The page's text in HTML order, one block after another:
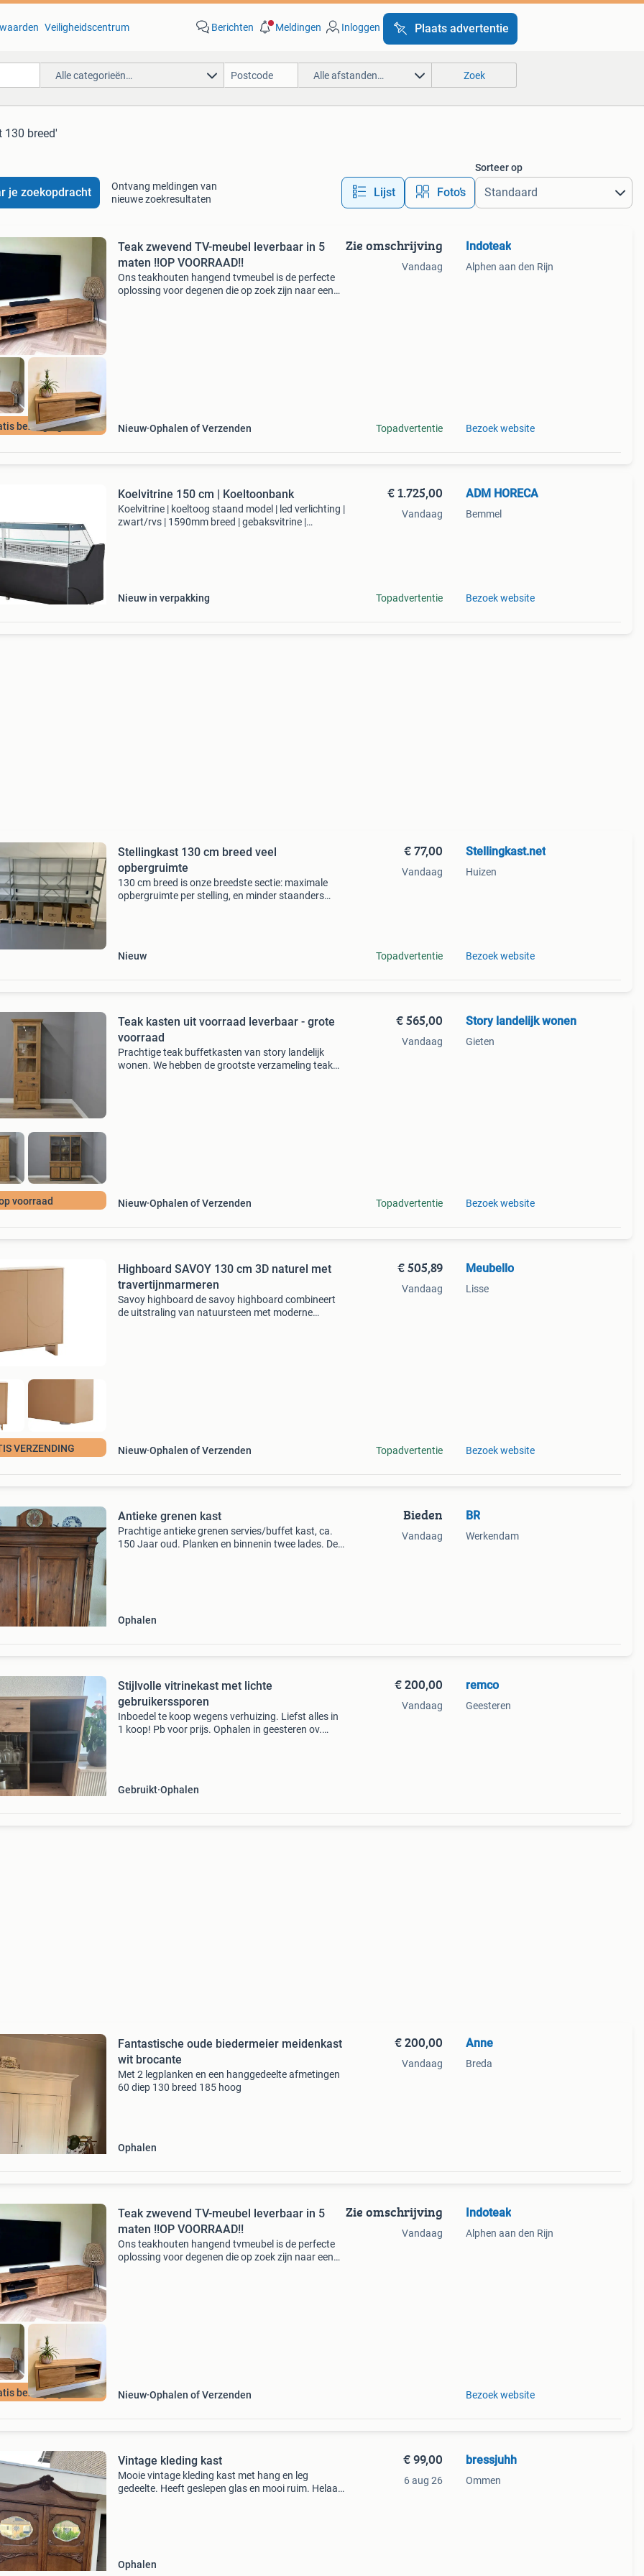
Veiligheidscentrum Berichten Meldingen Inloggen Plaats advertentie
Alle categorieën… Alle afstanden… Zoek
130 breed'
je zoekopdracht
Ontvang meldingen van
nieuwe zoekresultaten
Lijst Foto’s
Sorteer op
bezorging!
Teak zwevend TV-meubel leverbaar in 5
maten !!OP VOORRAAD!!
Ons teakhouten hangend tvmeubel is de perfecte
oplossing voor degenen die op zoek zijn naar een
Nieuw Ophalen of Verzenden
Zie omschrijving
Vandaag
Topadvertentie
Indoteak
Alphen aan den Rijn
Bezoek website
Koelvitrine 150 cm | Koeltoonbank
Koelvitrine | koeltoog staand model | led verlichting |
zwart/rvs | 1590mm breed | gebaksvitrine |
Nieuw in verpakking
€ 1.725,00
Vandaag
Topadvertentie
ADM HORECA
Bemmel
Bezoek website
Stellingkast 130 cm breed veel
opbergruimte
130 cm breed is onze breedste sectie: maximale
opbergruimte per stelling, en minder staanders
Nieuw
€ 77,00
Vandaag
Topadvertentie
Stellingkast.net
Huizen
Bezoek website
voorraad
Teak kasten uit voorraad leverbaar - grote
voorraad
Prachtige teak buffetkasten van story landelijk
wonen. We hebben de grootste verzameling teak
Nieuw Ophalen of Verzenden
€ 565,00
Vandaag
Topadvertentie
Story landelijk wonen
Gieten
Bezoek website
VERZENDING
Highboard SAVOY 130 cm 3D naturel met
travertijnmarmeren
Savoy highboard de savoy highboard combineert
de uitstraling van natuursteen met moderne
Nieuw Ophalen of Verzenden
€ 505,89
Vandaag
Topadvertentie
Meubello
Lisse
Bezoek website
Antieke grenen kast
Prachtige antieke grenen servies/buffet kast, ca.
150 Jaar oud. Planken en binnenin twee lades. De
Ophalen
Bieden
Vandaag
BR
Werkendam
Stijlvolle vitrinekast met lichte
gebruikerssporen
Inboedel te koop wegens verhuizing. Liefst alles in
1 koop! Pb voor prijs. Ophalen in geesteren ov.
Gebruikt Ophalen
€ 200,00
Vandaag
remco
Geesteren
Fantastische oude biedermeier meidenkast
wit brocante
Met 2 legplanken en een hanggedeelte afmetingen
60 diep 130 breed 185 hoog
Ophalen
€ 200,00
Vandaag
Anne
Breda
bezorging!
Teak zwevend TV-meubel leverbaar in 5
maten !!OP VOORRAAD!!
Ons teakhouten hangend tvmeubel is de perfecte
oplossing voor degenen die op zoek zijn naar een
Nieuw Ophalen of Verzenden
Zie omschrijving
Vandaag
Indoteak
Alphen aan den Rijn
Bezoek website
Vintage kleding kast
Mooie vintage kleding kast met hang en leg
gedeelte. Heeft geslepen glas en mooi ruim. Helaas
Ophalen
€ 99,00
6 aug 26
bressjuhh
Ommen